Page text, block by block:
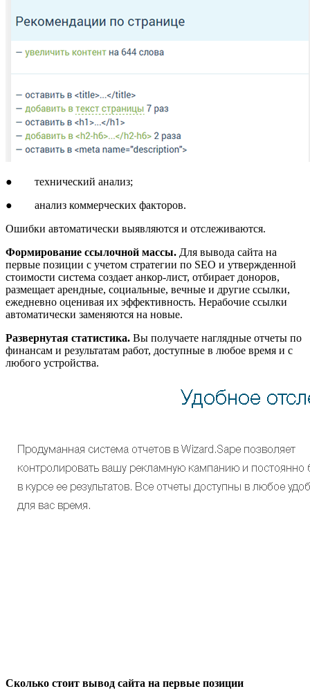
● технический анализ;
● анализ коммерческих факторов.
Ошибки автоматически выявляются и отслеживаются.
Формирование ссылочной массы. Для вывода сайта на
первые позиции с учетом стратегии по SEO и утвержденной
стоимости система создает анкор-лист, отбирает доноров,
размещает арендные, социальные, вечные и другие ссылки,
ежедневно оценивая их эффективность. Нерабочие ссылки
автоматически заменяются на новые.
Развернутая статистика. Вы получаете наглядные отчеты по
финансам и результатам работ, доступные в любое время и с
любого устройства.
Сколько стоит вывод сайта на первые позиции